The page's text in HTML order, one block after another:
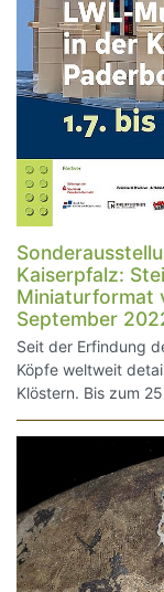
Kaiserpfalz:
Miniaturformat
September
Seit der Erfindung
Köpfe weltweit
Klöstern. Bis zum